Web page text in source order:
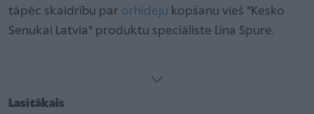
tāpēc skaidrību par orhideju kopšanu vieš "Kesko
Senukai Latvia" produktu speciāliste Līna Spure.
Lasītākais